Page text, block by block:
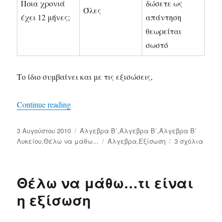
Ποια χρονιά
έχει 12 μήνες;
Όλες
δώσετε ως
απάντηση
θεωρείται
σωστό
Το ίδιο συμβαίνει και με τις εξισώσεις,
Continue reading
Δημοσιεύτηκε
την
3 Αυγούστου 2010 Κατηγορίες
Άλγεβρα Β΄,Άλγεβρα Β΄,Άλγεβρα Β΄
Λυκείου,Θέλω να μάθω... Ετικέτες
Άλγεβρα,Εξίσωση 3 σχόλια
Θέλω να μάθω…τι είναι
η εξίσωση